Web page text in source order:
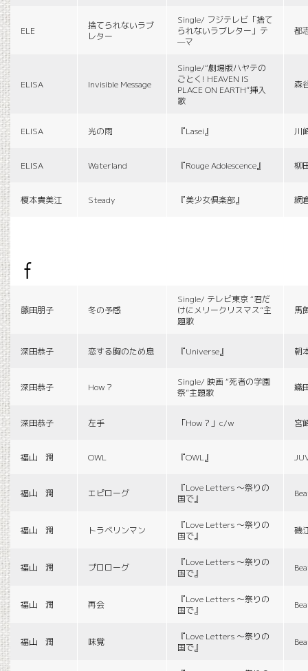
ELE
捨てられないラブ
レター
Single/ フジテレビ「捨て
られないラブレター」テ
—マ
都
ELISA Invisible Message
Single/“劇場版ハヤテの
ごとく! HEAVEN IS
PLACE ON EARTH”挿入
歌
森
ELISA 光の雨 『Lasei』 川
ELISA Waterland 『Rouge Adolescence』 柳
榎本貴美江 Steady 『美少女倶楽部』 網
f
藤田朋子 冬の予感
Single/ テレビ東京 “君だ
けにメリークリスマス”主
題歌
馬
深田恭子 恋する胸のため息 『Universe』 朝
深田恭子 How？
Single/ 映画 “死者の学園
祭”主題歌
織
深田恭子 左手 「How？」c/w 宮
福山 潤 OWL 『OWL』
福山 潤 エピローグ
『Love Letters 〜祭りの
国で』
福山 潤 トラベリンマン
『Love Letters 〜祭りの
国で』
磯
福山 潤 プロローグ
『Love Letters 〜祭りの
国で』
福山 潤 再会
『Love Letters 〜祭りの
国で』
福山 潤 味覚
『Love Letters 〜祭りの
国で』